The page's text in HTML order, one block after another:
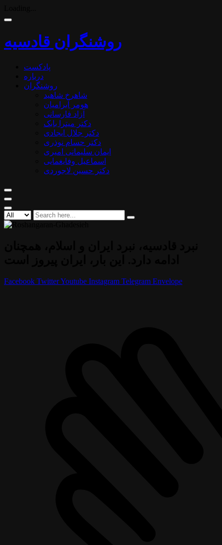
روشنگران قادسیه
پادکست
درباره
روشنگران
شاهرخ شاهید
هومر آبرامیان
آزاد فارسانی
دکتر میترا بابک
دکتر جلال ایجادی
دکتر حسام نوذری
ایمان سلیمانی امیری
اسماعیل وفایغمایی
دکتر حسین لاجوردی
Facebook TwitterYoutube Instagram Telegram Envelope